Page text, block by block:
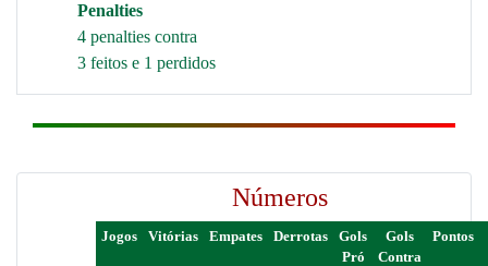
Penalties
4 penalties contra
3 feitos e 1 perdidos
Números
Jogos Vitórias Empates Derrotas
Gols
Pró
Gols
Contra
Pontos